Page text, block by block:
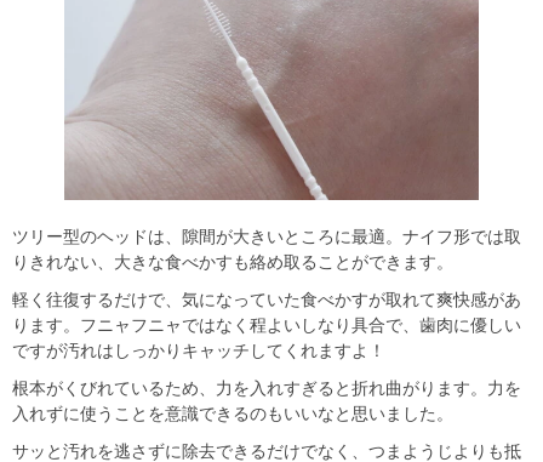
ツリー型のヘッドは、隙間が大きいところに最適。ナイフ形では取
りきれない、大きな食べかすも絡め取ることができます。
軽く往復するだけで、気になっていた食べかすが取れて爽快感があ
ります。フニャフニャではなく程よいしなり具合で、歯肉に優しい
ですが汚れはしっかりキャッチしてくれますよ！
根本がくびれているため、力を入れすぎると折れ曲がります。力を
入れずに使うことを意識できるのもいいなと思いました。
サッと汚れを逃さずに除去できるだけでなく、つまようじよりも抵